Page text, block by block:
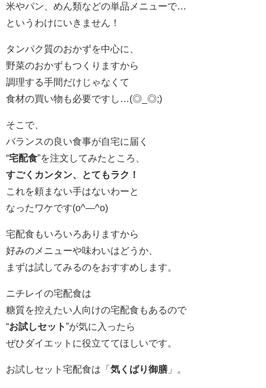
米やパン、めん類などの単品メニューで…
というわけにいきません！
タンパク質のおかずを中心に、
野菜のおかずもつくりますから
調理する手間だけじゃなくて
食材の買い物も必要ですし…(◎_◎;)
そこで、
バランスの良い食事が自宅に届く
“宅配食”を注文してみたところ、
すごくカンタン、とてもラク！
これを頼まない手はないわーと
なったワケです(o^―^o)
宅配食もいろいろありますから
好みのメニューや味わいはどうか、
まずは試してみるのをおすすめします。
ニチレイの宅配食は
糖質を控えたい人向けの宅配食もあるので
“お試しセット”が気に入ったら
ぜひダイエットに役立ててほしいです。
お試しセット宅配食は「 気くばり御膳」。